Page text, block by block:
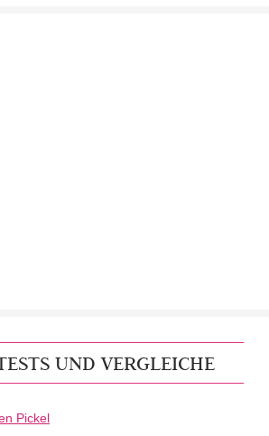
UND VERGLEICHE
Pickel